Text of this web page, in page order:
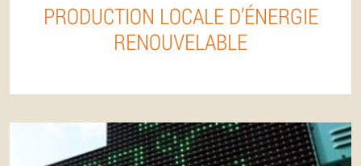
PRODUCTION LOCALE D’ÉNERGIE
RENOUVELABLE